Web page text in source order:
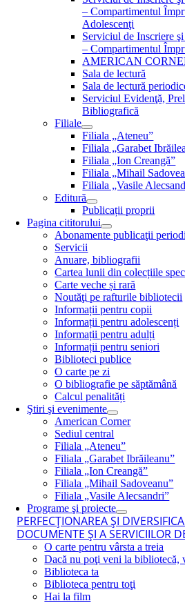
– Compartimentul
Adolescenţi
Serviciul de Inscriere
– Compartimentul
AMERICAN
Sala de lectură
Sala de lectură
Serviciul Evidenţă,
Bibliografică
Filiale
Filiala „Ateneu”
Filiala „Garabet
Filiala „Ion Creangă”
Filiala „Mihail
Filiala „Vasile
Editură
Publicații proprii
Pagina cititorului
Abonamente publicaţii
Servicii
Anuare, bibliografii
Cartea lunii din colecțiile
Carte veche și rară
Noutăţi pe rafturile bibliotecii
Informații pentru copii
Informații pentru adolescenți
Informații pentru adulți
Informații pentru seniori
Biblioteci publice
O carte pe zi
O bibliografie pe săptămână
Calcul penalități
Ştiri şi evenimente
American Corner
Sediul central
Filiala „Ateneu”
Filiala „Garabet Ibrăileanu”
Filiala „Ion Creangă”
Filiala „Mihail Sadoveanu”
Filiala „Vasile Alecsandri”
Programe şi proiecte
PERFECŢIONAREA ŞI
DOCUMENTE ŞI A SERVICIILOR
O carte pentru vârsta a treia
Dacă nu poţi veni la bibliotecă,
Biblioteca ta
Biblioteca pentru toţi
Hai la film